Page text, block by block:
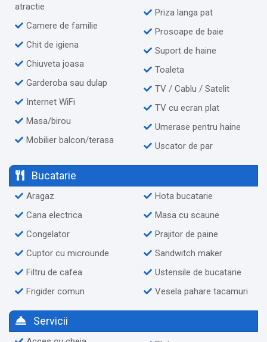
atractie
Camere de familie
Chit de igiena
Chiuveta joasa
Garderoba sau dulap
Internet WiFi
Masa/birou
Mobilier balcon/terasa
Priza langa pat
Prosoape de baie
Suport de haine
Toaleta
TV / Cablu / Satelit
TV cu ecran plat
Umerase pentru haine
Uscator de par
Bucatarie
Aragaz
Cana electrica
Congelator
Cuptor cu microunde
Filtru de cafea
Frigider comun
Hota bucatarie
Masa cu scaune
Prajitor de paine
Sandwitch maker
Ustensile de bucatarie
Vesela pahare tacamuri
Servicii